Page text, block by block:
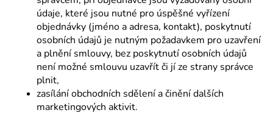
údaje, které jsou nutné pro úspěšné vyřízení
objednávky (jméno a adresa, kontakt), poskytnutí
osobních údajů je nutným požadavkem pro uzavření
a plnění smlouvy, bez poskytnutí osobních údajů
není možné smlouvu uzavřít či jí ze strany správce
plnit,
zasílání obchodních sdělení a činění dalších
marketingových aktivit.